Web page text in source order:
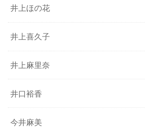
井上ほの花
井上喜久子
井上麻里奈
井口裕香
今井麻美